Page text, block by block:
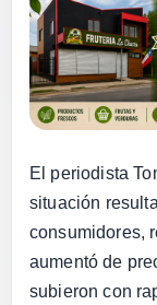
El periodista
situación
consumidores,
aumentó de
subieron con